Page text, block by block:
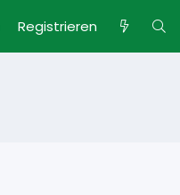
Registrieren